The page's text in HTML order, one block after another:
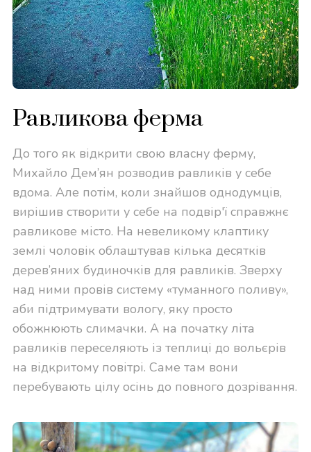
Равликова ферма
До того як відкрити свою власну ферму,
Михайло Дем’ян розводив равликів у себе
вдома. Але потім, коли знайшов однодумців,
вирішив створити у себе на подвір'ї справжнє
равликове місто. На невеликому клаптику
землі чоловік облаштував кілька десятків
дерев’яних будиночків для равликів. Зверху
над ними провів систему «туманного поливу»,
аби підтримувати вологу, яку просто
обожнюють слимачки. А на початку літа
равликів переселяють із теплиці до вольєрів
на відкритому повітрі. Саме там вони
перебувають цілу осінь до повного дозрівання.